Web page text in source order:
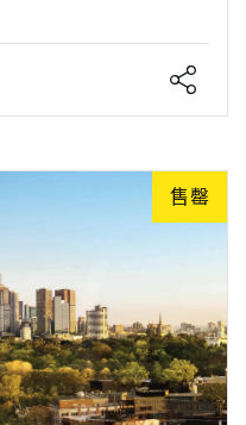
售罄